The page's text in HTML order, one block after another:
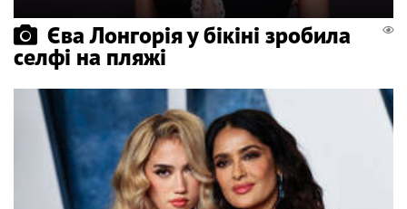
Єва Лонгорія у бікіні зробила
селфі на пляжі